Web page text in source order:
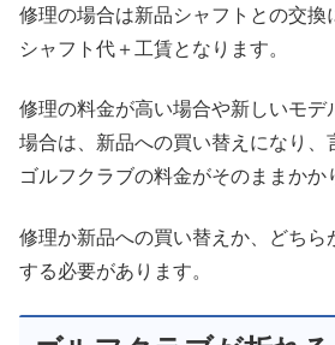
修理の場合は新品シャフトとの交換
シャフト代＋工賃となります。
修理の料金が高い場合や新しいモデ
場合は、新品への買い替えになり、
ゴルフクラブの料金がそのままかか
修理か新品への買い替えか、どちら
する必要があります。